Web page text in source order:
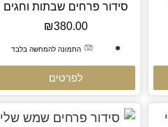
סידור פרחים שבתות וחגים
₪380.00
התמונה להמחשה בלבד
לפרטים